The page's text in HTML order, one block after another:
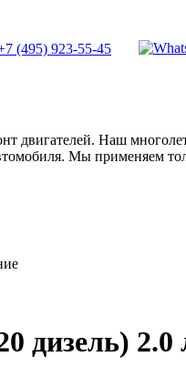
(495) 923-55-45
двигателей. Наш
Мы применяем
дизель) 2.0